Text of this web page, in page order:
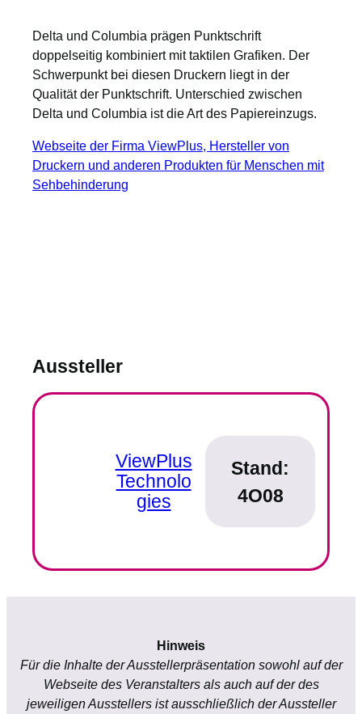
Delta und Columbia prägen Punktschrift
doppelseitig kombiniert mit taktilen Grafiken. Der
Schwerpunkt bei diesen Druckern liegt in der
Qualität der Punktschrift. Unterschied zwischen
Delta und Columbia ist die Art des Papiereinzugs.
Webseite der Firma ViewPlus, Hersteller von
Druckern und anderen Produkten für Menschen mit
Sehbehinderung
Aussteller
ViewPlus
Technolo
gies
Stand:
4O08
Hinweis
Für die Inhalte der Ausstellerpräsentation sowohl auf der
Webseite des Veranstalters als auch auf der des
jeweiligen Ausstellers ist ausschließlich der Aussteller